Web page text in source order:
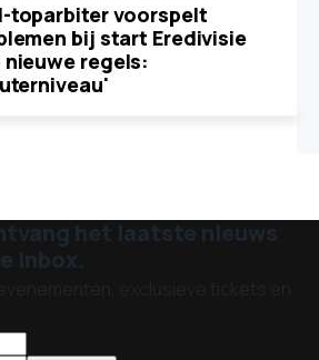
toparbiter voorspelt
bij start Eredivisie
nieuwe regels:
het laatste nieuws
inbox.
exclusieve tickets en